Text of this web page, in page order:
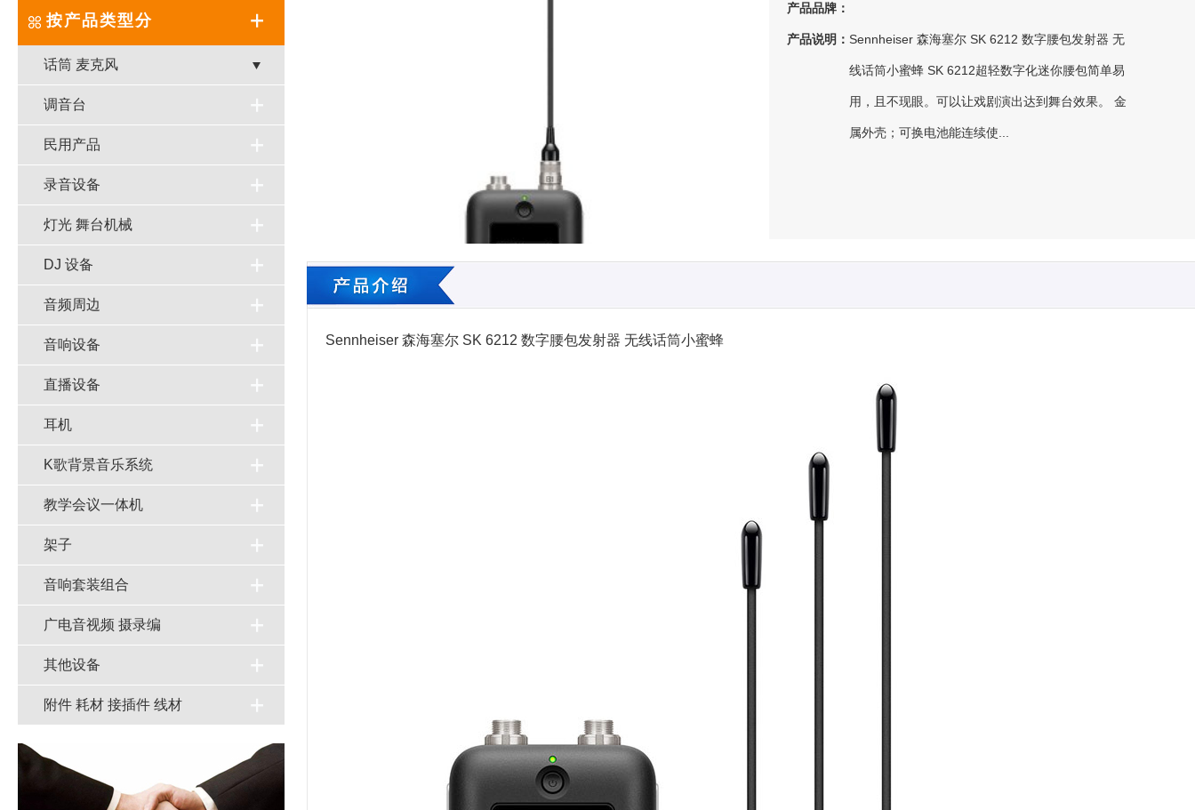
按产品类型分
话筒 麦克风
调音台
民用产品
录音设备
灯光 舞台机械
DJ 设备
音频周边
音响设备
直播设备
耳机
K歌背景音乐系统
教学会议一体机
架子
音响套装组合
广电音视频 摄录编
其他设备
附件 耗材 接插件 线材
产品品牌：
产品说明： Sennheiser 森海塞尔 SK 6212 数字腰包发射器 无
线话筒小蜜蜂 SK 6212超轻数字化迷你腰包简单易
用，且不现眼。可以让戏剧演出达到舞台效果。 金
属外壳；可换电池能连续使...
Sennheiser 森海塞尔 SK 6212 数字腰包发射器 无线话筒小蜜蜂